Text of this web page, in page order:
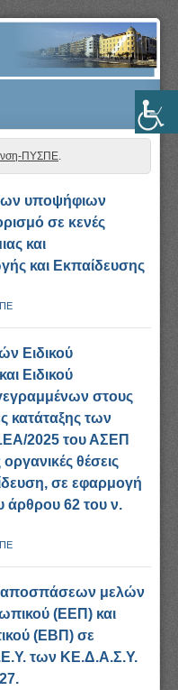
ΠΥΣΠΕ.
υποψήφιων
σε κενές
και
και Εκπαίδευσης
Ειδικού
Ειδικού
στους
κατάταξης των
2025 του ΑΣΕΠ
θέσεις
σε εφαρμογή
άρθρου 62 του ν.
αποσπάσεων μελών
(ΕΕΠ) και
(ΕΒΠ) σε
των ΚΕ.Δ.Α.Σ.Υ.